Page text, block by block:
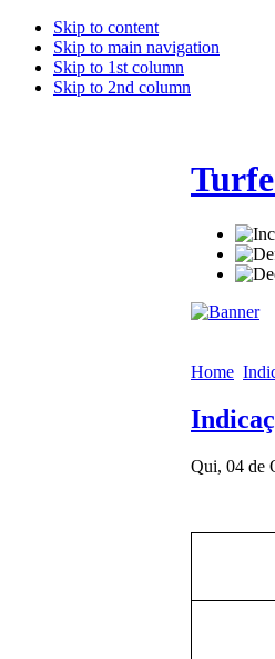
Skip to content
Skip to main navigation
Skip to 1st column
Skip to 2nd column
Home
Qui, 04 de